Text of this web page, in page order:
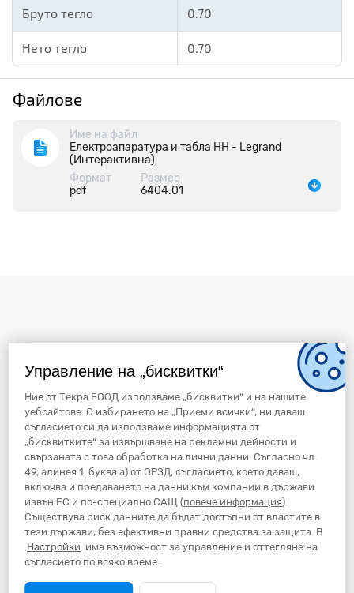
Управление на „бисквитки“
Ние от Текра ЕООД използваме „бисквитки“ и на нашите
уебсайтове. С избирането на „Приеми всички“, ни даваш
съгласието си да използваме информацията от
„бисквитките“ за извършване на рекламни дейности и
свързаната с това обработка на лични данни. Съгласно чл.
49, алинея 1, буква а) от ОРЗД, съгласието, което даваш,
включва и предаването на данни към компании в държави
извън ЕС и по-специално САЩ (повече информация).
Съществува риск данните да бъдат достъпни от властите в
тези държави, без ефективни правни средства за защита. В
Настройки има възможност за управление и оттегляне на
съгласието по всяко време.
Бруто тегло 0.70
Нето тегло 0.70
Файлове
Име на файл
Електроапаратура и табла НН - Legrand
(Интерактивна)
Формат
pdf
Размер
6404.01